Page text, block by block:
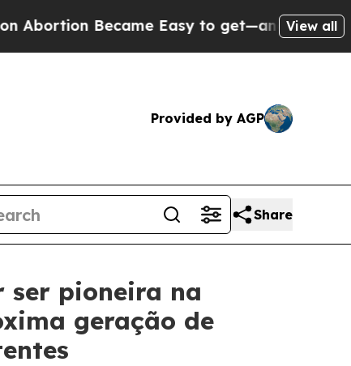
Became Easy to get—and it ChangedView all
Provided by AGP
Share
ser pioneira na
geração de